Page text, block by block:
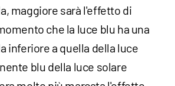
maggiore sarà l'effetto di
che la luce blu ha una
inferiore a quella della luce
blu della luce solare